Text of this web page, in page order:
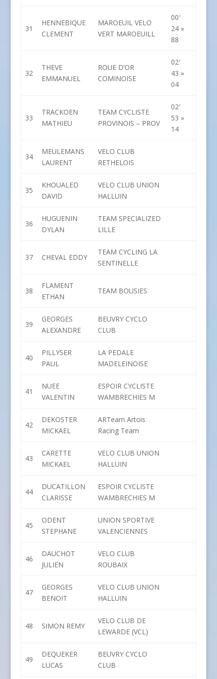
31
HENNEBIQUE
CLEMENT
MAROEUIL VELO
VERT MAROEUILL
00′
24 »
88
32
THEVE
EMMANUEL
ROUE D’OR
COMINOISE
02′
43 »
04
33
TRACKOEN
MATHIEU
TEAM CYCLISTE
PROVINOIS – PROV
02′
53 »
14
34
MEULEMANS
LAURENT
VELO CLUB
RETHELOIS
35
KHOUALED
DAVID
VELO CLUB UNION
HALLUIN
36
HUGUENIN
DYLAN
TEAM SPECIALIZED
LILLE
37 CHEVAL EDDY
TEAM CYCLING LA
SENTINELLE
38
FLAMENT
ETHAN
TEAM BOUSIES
39
GEORGES
ALEXANDRE
BEUVRY CYCLO
CLUB
40
PILLYSER
PAUL
LA PEDALE
MADELEINOISE
41
NUEE
VALENTIN
ESPOIR CYCLISTE
WAMBRECHIES M
42
DEKOSTER
MICKAEL
ARTeam Artois
Racing Team
43
CARETTE
MICKAEL
VELO CLUB UNION
HALLUIN
44
DUCATILLON
CLARISSE
ESPOIR CYCLISTE
WAMBRECHIES M
45
ODENT
STEPHANE
UNION SPORTIVE
VALENCIENNES
46
DAUCHOT
JULIEN
VELO CLUB
ROUBAIX
47
GEORGES
BENOIT
VELO CLUB UNION
HALLUIN
48 SIMON REMY
VELO CLUB DE
LEWARDE (VCL)
49
DEQUEKER
LUCAS
BEUVRY CYCLO
CLUB